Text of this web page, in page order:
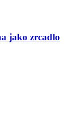
jako zrcadlo